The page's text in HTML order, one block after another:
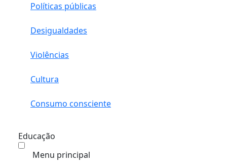
Políticas públicas
Desigualdades
Violências
Cultura
Consumo consciente
Educação
Menu principal